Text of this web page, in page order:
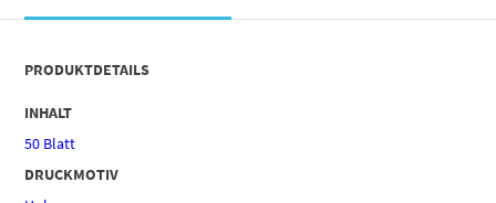
PRODUKTDETAILS
INHALT
50 Blatt
DRUCKMOTIV